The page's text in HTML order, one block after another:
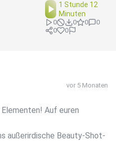
1 Stunde 12
Minuten
0 0 0
0
0
0
vor 5 Monaten
Auf euren
außerirdische Beauty-Shot-